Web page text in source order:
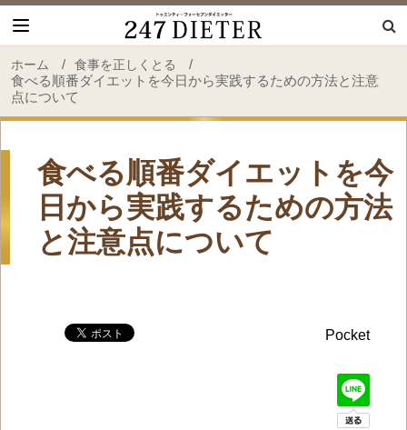
247 Dieter
ホーム / 食事を正しくとる
/
食べる順番ダイエットを今日から実践するための方法と注意
点について
食べる順番ダイエットを今
日から実践するための方法
と注意点について
Pocket